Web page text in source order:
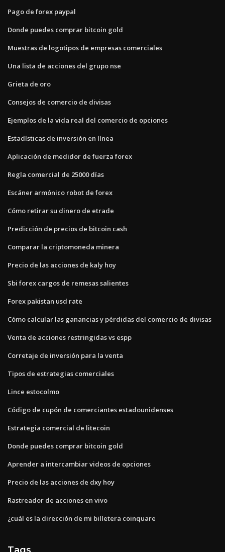
Pago de forex paypal
Donde puedes comprar bitcoin gold
Muestras de logotipos de empresas comerciales
Una lista de acciones del grupo nse
Grieta de oro
Consejos de comercio de divisas
Ejemplos de la vida real del comercio de opciones
Estadísticas de inversión en línea
Aplicación de medidor de fuerza forex
Regla comercial de 25000 días
Escáner armónico robot de forex
Cómo retirar su dinero de etrade
Predicción de precios de bitcoin cash
Comparar la criptomoneda minera
Precio de las acciones de kaly hoy
Sbi forex cargos de remesas salientes
Forex pakistan usd rate
Cómo calcular las ganancias y pérdidas del comercio de divisas
Venta de acciones restringidas vs espp
Corretaje de inversión para la venta
Tipos de estrategias comerciales
Lince estocolmo
Código de cupón de comerciantes estadounidenses
Estrategia comercial de litecoin
Donde puedes comprar bitcoin gold
Aprender a intercambiar videos de opciones
Precio de las acciones de dxy hoy
Rastreador de acciones en vivo
¿cuál es la dirección de mi billetera coinquare
Tags